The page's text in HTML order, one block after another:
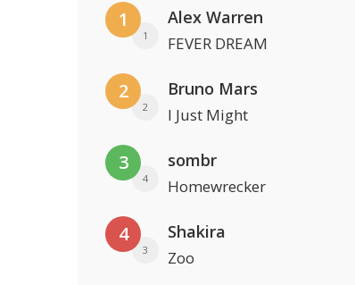
1
1
Alex Warren
FEVER DREAM
2
2
Bruno Mars
I Just Might
3
4
sombr
Homewrecker
4
3
Shakira
Zoo